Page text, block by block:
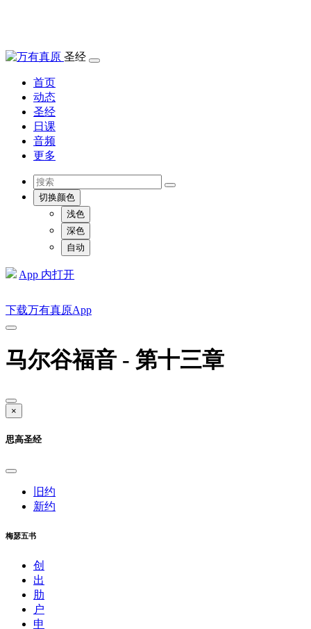
圣经
首页
动态
圣经
日课
音频
更多
切换颜色
浅色
深色
自动
App 内打开
下载万有真原App
马尔谷福音 - 第十三章
×
思高圣经
旧约
新约
梅瑟五书
创
出
肋
户
申